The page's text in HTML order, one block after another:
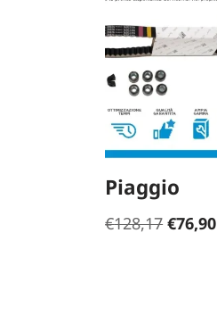
Piaggio
€128,17 €76,90